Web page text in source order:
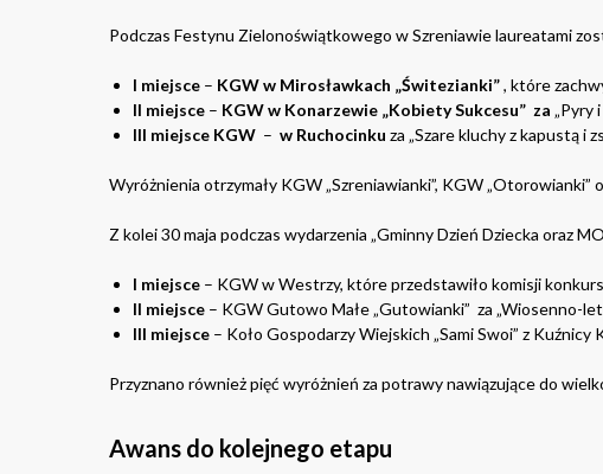
Podczas Festynu Zielonoświątkowego w Szreniawie laureatami
I miejsce – KGW w Mirosławkach „Świtezianki”, które
II miejsce – KGW w Konarzewie „Kobiety Sukcesu” za „Pyry
III miejsce KGW – w Ruchocinku za „Szare kluchy z kapustą i
Wyróżnienia otrzymały KGW „Szreniawianki”, KGW „Otorowianki”
Z kolei 30 maja podczas wydarzenia „Gminny Dzień Dziecka oraz
I miejsce – KGW w Westrzy, które przedstawiło komisji
II miejsce – KGW Gutowo Małe „Gutowianki” za „Wiosenno-
III miejsce – Koło Gospodarzy Wiejskich „Sami Swoi” z
Przyznano również pięć wyróżnień za potrawy nawiązujące do
Awans do kolejnego etapu